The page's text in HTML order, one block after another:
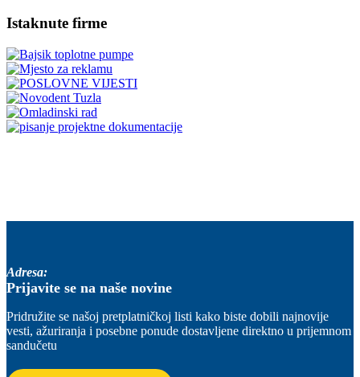
Istaknute firme
Adresa:
Prijavite se na naše novine
Pridružite se našoj pretplatničkoj listi kako biste dobili najnovije
vesti, ažuriranja i posebne ponude dostavljene direktno u prijemnom
sandučetu